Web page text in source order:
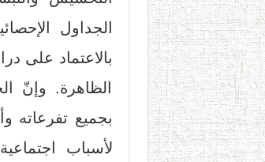
الجداول
بالاعتماد على
الظاهرة. وإنّ
بجميع تفرعاته
لأسباب